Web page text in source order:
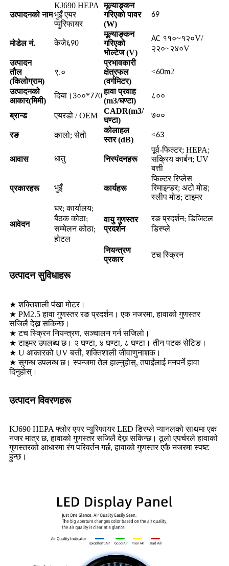
उत्पादनको नाम
KJ690 HEPA
भुइँ एयर
प्युरिफायर
मूल्याङ्कन
गरिएको पावर
(W)
69
मोडेल नं. केजे६90
मूल्याङ्कन
गरिएको
भोल्टेज (V)
AC ११०~१२०V/
२२०~२४०V
उत्पादन
तौल
(किलोग्राम)
९.०
प्रभावकारी
क्षेत्रफल
(वर्गमिटर)
≤60m2
उत्पादनको
आकार(मिमी)
दिया। 3००*770हावा प्रवाह
(m3/घण्टा)
८००
ब्रान्ड एयरडो / OEM
CADR(m3/
घण्टा)
७००
रङ कालो; सेतो
कोलाहल
स्तर (dB)
≤63
आवास धातु निस्पंदनहरू
पूर्व-फिल्टर; HEPA;
सक्रिय कार्बन; UV
बत्ती
प्रकारहरू भुइँ कार्यहरू
फिल्टर रिप्लेस
रिमाइन्डर; अटो मोड;
स्लीप मोड; टाइमर
आवेदन
घर; कार्यालय;
बैठक कोठा;
सम्मेलन कोठा;
होटल
वायु गुणस्तर
प्रदर्शन
रङ प्रदर्शन; डिजिटल
डिस्प्ले
नियन्त्रण
प्रकार
टच स्क्रिन
उत्पादन सुविधाहरू
★ शक्तिशाली पंखा मोटर।
★ PM2.5 हावा गुणस्तर रङ प्रदर्शन। एक नजरमा, हावाको गुणस्तर
सजिलै देख्न सकिन्छ।
★ टच स्क्रिन नियन्त्रण, सञ्चालन गर्न सजिलो।
★ टाइमर उपलब्ध छ। २ घण्टा, ४ घण्टा, ८ घण्टा। तीन पटक सेटिङ।
★ U आकारको UV बत्ती, शक्तिशाली जीवाणुनाशक।
★ सुगन्ध उपलब्ध छ। स्पन्जमा तेल हाल्नुहोस्, तपाईंलाई मनपर्ने हावा
दिनुहोस्।
उत्पादन विवरणहरू
KJ690 HEPA फ्लोर एयर प्युरिफायर LED डिस्प्ले प्यानलको साथमा एक
नजर मात्र छ, हावाको गुणस्तर सजिलै देख्न सकिन्छ। ठूलो एपर्चरले हावाको
गुणस्तरको आधारमा रंग परिवर्तन गर्छ, हावाको गुणस्तर एकै नजरमा स्पष्ट
हुन्छ।